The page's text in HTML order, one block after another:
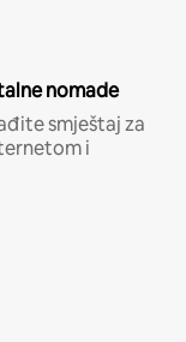
nomade
smještaj za
i